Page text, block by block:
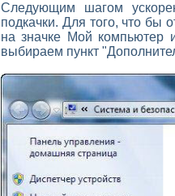
Следующим шагом
подкачки. Для того, что бы
на значке Мой компьютер
выбираем пункт